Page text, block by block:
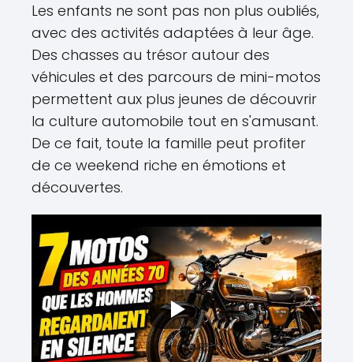
Les enfants ne sont pas non plus oubliés,
avec des activités adaptées à leur âge.
Des chasses au trésor autour des
véhicules et des parcours de mini-motos
permettent aux plus jeunes de découvrir
la culture automobile tout en s'amusant.
De ce fait, toute la famille peut profiter
de ce weekend riche en émotions et
découvertes.